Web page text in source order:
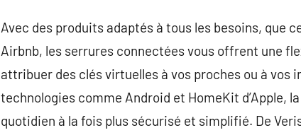
Avec des produits adaptés à tous les besoins, que
Airbnb, les serrures connectées vous offrent une
attribuer des clés virtuelles à vos proches ou à
technologies comme Android et HomeKit d’Apple,
quotidien à la fois plus sécurisé et simplifié. De